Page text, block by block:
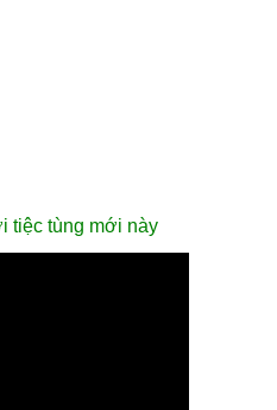
tiệc tùng mới này